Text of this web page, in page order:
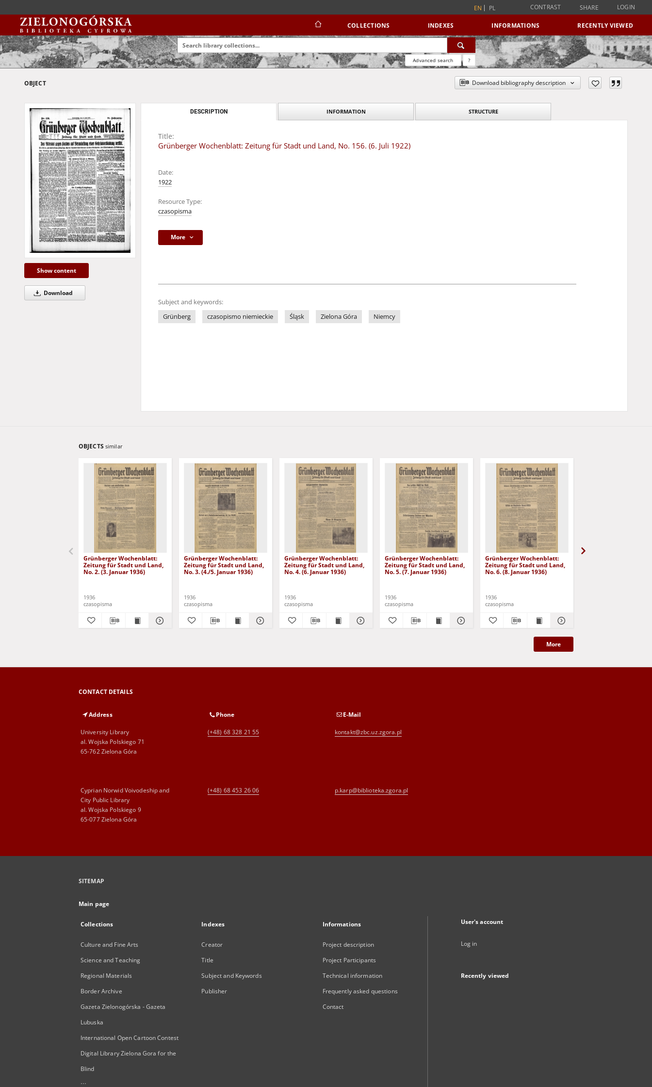
EN PL CONTRAST SHARE LOGIN
COLLECTIONS INDEXES INFORMATIONS RECENTLY VIEWED
Advanced search ?
OBJECT Download bibliography description
Show content
Download
DESCRIPTION INFORMATION STRUCTURE
Title:
Grünberger Wochenblatt: Zeitung für Stadt und Land, No. 156. (6. Juli 1922)
Date:
1922
Resource Type:
czasopisma
More
Subject and keywords:
Grünberg
czasopismo niemieckie Śląsk Zielona Góra Niemcy
OBJECTS similar
Grünberger Wochenblatt:
Zeitung für Stadt und Land,
No. 2. (3. Januar 1936)
1936
czasopisma
Grünberger Wochenblatt:
Zeitung für Stadt und Land,
No. 3. (4./5. Januar 1936)
1936
czasopisma
Grünberger Wochenblatt:
Zeitung für Stadt und Land,
No. 4. (6. Januar 1936)
1936
czasopisma
Grünberger Wochenblatt:
Zeitung für Stadt und Land,
No. 5. (7. Januar 1936)
1936
czasopisma
Grünberger Wochenblatt:
Zeitung für Stadt und Land,
No. 6. (8. Januar 1936)
1936
czasopisma
More
CONTACT DETAILS
Address
University Library
al. Wojska Polskiego 71
65-762 Zielona Góra
Phone
(+48) 68 328 21 55
E-Mail
kontakt@zbc.uz.zgora.pl
Cyprian Norwid Voivodeship and
City Public Library
al. Wojska Polskiego 9
65-077 Zielona Góra
(+48) 68 453 26 06 p.karp@biblioteka.zgora.pl
SITEMAP
Main page
Collections
Culture and Fine Arts
Science and Teaching
Regional Materials
Border Archive
Gazeta Zielonogórska - Gazeta
Lubuska
International Open Cartoon Contest
Digital Library Zielona Gora for the
Blind
...
Indexes
Creator
Title
Subject and Keywords
Publisher
Informations
Project description
Project Participants
Technical information
Frequently asked questions
Contact
User's account
Log in
Recently viewed